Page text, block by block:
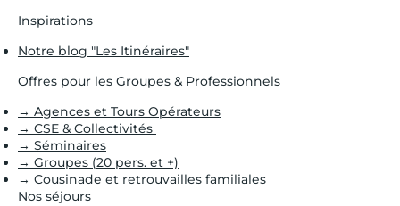
Inspirations
Notre blog "Les Itinéraires"
Offres pour les Groupes & Professionnels
→ Agences et Tours Opérateurs
→ CSE & Collectivités
→ Séminaires
→ Groupes (20 pers. et +)
→ Cousinade et retrouvailles familiales
Nos séjours